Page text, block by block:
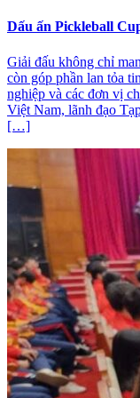
Dấu ấn Pickleball
Giải đấu không chỉ
còn góp phần lan tỏa
nghiệp và các đơn vị
Việt Nam, lãnh đạo
[…]